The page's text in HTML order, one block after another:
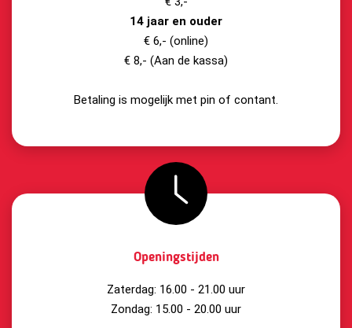
14 jaar en ouder
€ 6,- (online)
€ 8,- (Aan de kassa)
Betaling is mogelijk met pin of contant.
Openingstijden
Zaterdag: 16.00 - 21.00 uur
Zondag: 15.00 - 20.00 uur